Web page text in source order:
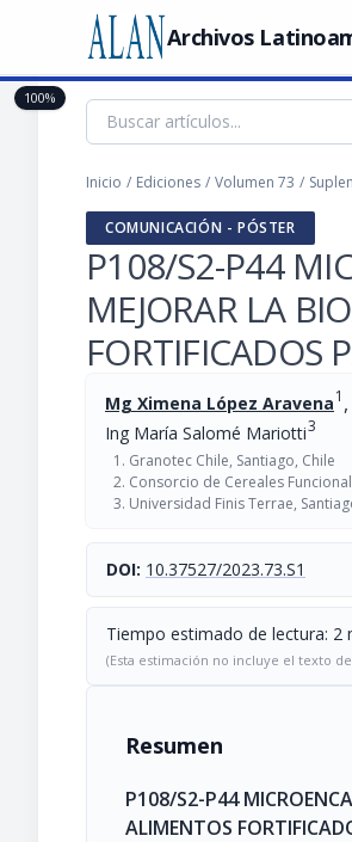
Archivos
Inicio / Ediciones / Volumen 73 /
COMUNICACIÓN - PÓSTER
P108/S2-P44
MEJORAR LA
FORTIFICADOS
Mg Ximena López Aravena1 ,
Ing María Salomé Mariotti3
Granotec Chile, Santiago, Chile
Consorcio de Cereales
Universidad Finis Terrae,
DOI: 10.37527/2023.73.S1
Tiempo estimado de lectura: 2
(Esta estimación no incluye el texto
Resumen
P108/S2-P44
ALIMENTOS
100%